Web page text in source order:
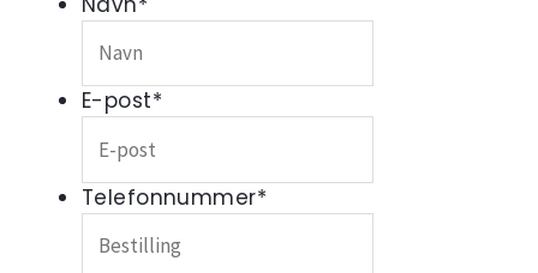
E-post*
Telefonnummer*